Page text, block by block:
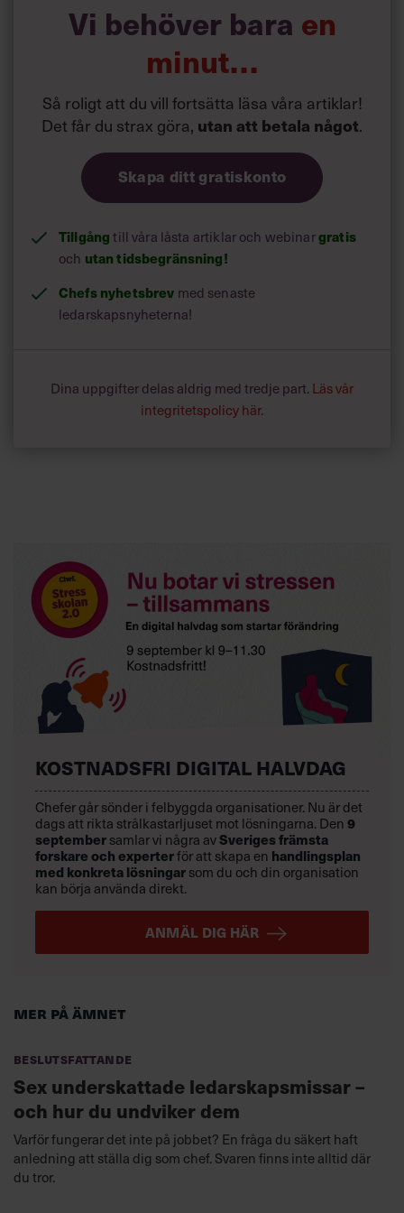
Lagerbäck) inte riktigt ser VM guld framför sig. Medan
Svennis inre tro smittar av sig på sina spelare i
Manchester City, vilket gjort att de presterat bättre än
Frågan är nu vad din självbild gör för dig och andra. Får
du den respekten du förtjänar eller är andra lika kritiska
som du är mot dig själv?
Här kommer tre råd för att stärka din självkänsla:
Vi behöver bara en
minut…
Så roligt att du vill fortsätta läsa våra artiklar!
Det får du strax göra, utan att betala något.
Skapa ditt gratiskonto
Tillgångtill våra låsta artiklar och webinargratis
och utan tidsbegränsning!
Chefs nyhetsbrev med senaste
ledarskapsnyheterna!
Dina uppgifter delas aldrig med tredje part. Läs vår
integritetspolicy här.
Mer på ämnet
Beslutsfattande
Sex underskattade ledarskapsmissar –
och hur du undviker dem
Varför fungerar det inte på jobbet? En fråga du säkert haft
anledning att ställa dig som chef. Svaren finns inte alltid där
du tror.
KOSTNADSFRI DIGITAL HALVDAG
Chefer går sönder i felbyggda organisationer. Nu är det
dags att rikta strålkastarljuset mot lösningarna. Den9
septembersamlar vi några avSveriges främsta
forskare och experterför att skapa en handlingsplan
med konkreta lösningarsom du och din organisation
kan börja använda direkt.
ANMÄL DIG HÄR